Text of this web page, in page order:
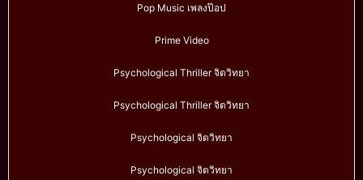
Pop Music เพลงป๊อป
Prime Video
Psychological Thriller จิตวิทยา
Psychological Thriller จิตวิทยา
Psychological จิตวิทยา
Psychological จิตวิทยา